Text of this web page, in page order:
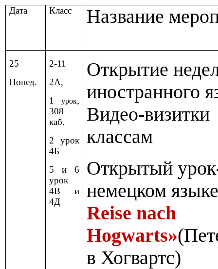
Дата
Класс Название
25
Понед.
2-11
2А,
1
урок,
308
каб.
2 урок
4Б
5 и 6
урок
4В и
4Д
Открытие
иностранного
Видео-
классам
Открытый
немецком
Reise nach
Hogwarts»
в Хогвартс)